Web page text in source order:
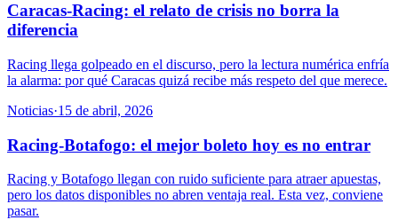
Caracas-Racing: el relato de crisis no borra la
diferencia
Racing llega golpeado en el discurso, pero la lectura numérica enfría
la alarma: por qué Caracas quizá recibe más respeto del que merece.
Noticias·15 de abril, 2026
Racing-Botafogo: el mejor boleto hoy es no entrar
Racing y Botafogo llegan con ruido suficiente para atraer apuestas,
pero los datos disponibles no abren ventaja real. Esta vez, conviene
pasar.